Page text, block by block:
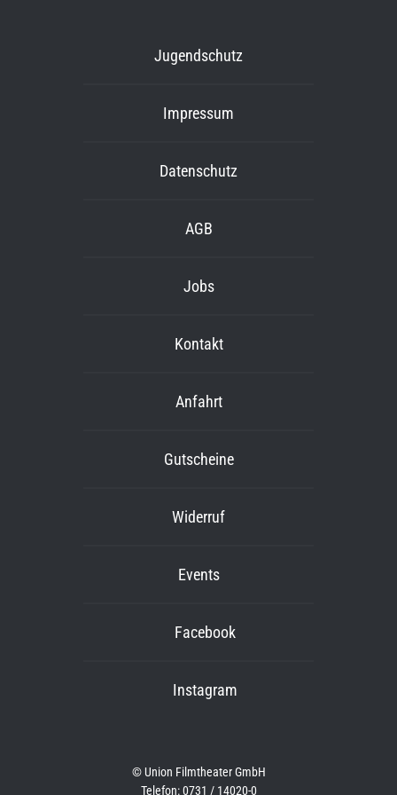
Jugendschutz
Impressum
Datenschutz
AGB
Jobs
Kontakt
Anfahrt
Gutscheine
Widerruf
Events
Facebook
Instagram
© Union Filmtheater GmbH
Telefon: 0731 / 14020-0